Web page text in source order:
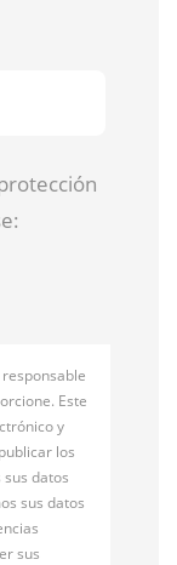
responsable
Este
y
los
datos
sus datos
sus